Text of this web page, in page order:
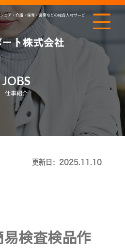
ニア・介護・保育・営業などの総合人材サービ
JOBS
仕事紹介
更新日：2025.11.10
易検査検品作